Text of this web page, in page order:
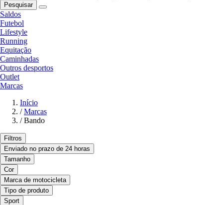
Pesquisar
Saldos
Futebol
Lifestyle
Running
Equitação
Caminhadas
Outros desportos
Outlet
Marcas
Início
/ Marcas
/ Bando
Filtros
Enviado no prazo de 24 horas
Tamanho
Cor
Marca de motocicleta
Tipo de produto
Sport